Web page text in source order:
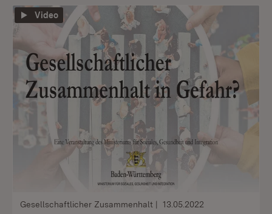
Video
Gesellschaftlicher Zusammenhalt 13.05.2022